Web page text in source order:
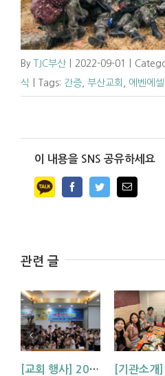
By TJC부산 2022-09-01
식
Tags: 간증 부산교회 에벤에셀
이 내용을 SNS 공유하세요
FacebookTwitterEmail
관련 글
[교회 행사] 2026 아동부 연합 여름성경학교 (부산, 거제, 대구)